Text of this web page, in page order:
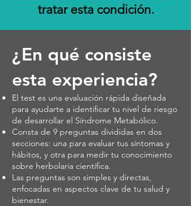
tratar esta condición.
¿En qué consiste
esta experiencia?
El test es una evaluación rápida diseñada
para ayudarte a identificar tu nivel de riesgo
de desarrollar el Síndrome Metabólico.
Consta de 9 preguntas divididas en dos
secciones: una para evaluar tus síntomas y
hábitos, y otra para medir tu conocimiento
sobre herbolaria científica.
Las preguntas son simples y directas,
enfocadas en aspectos clave de tu salud y
bienestar.